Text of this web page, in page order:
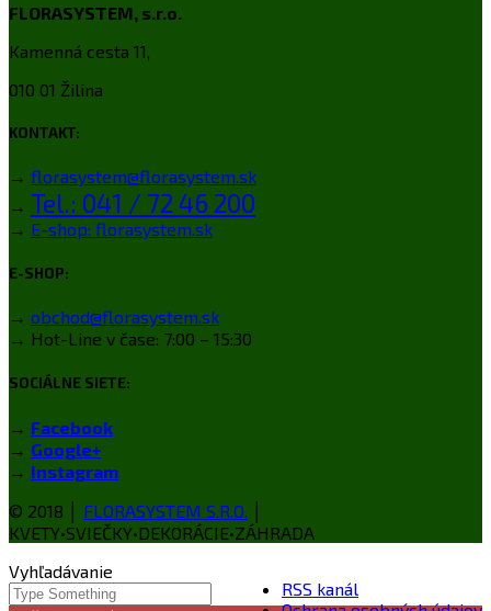
FLORASYSTEM, s.r.o.
Kamenná cesta 11,
010 01 Žilina
KONTAKT:
→ florasystem@florasystem.sk
→ Tel.: 041 / 72 46 200
→ E-shop: florasystem.sk
E-SHOP:
→ obchod@florasystem.sk
→ Hot-Line v čase: 7:00 – 15:30
SOCIÁLNE SIETE:
→ Facebook
→ Google+
→ Instagram
© 2018 │ FLORASYSTEM S.R.O.
KVETY•SVIEČKY•DEKORÁCIE•ZÁHRADA
RSS kanál
Vyhľadávanie